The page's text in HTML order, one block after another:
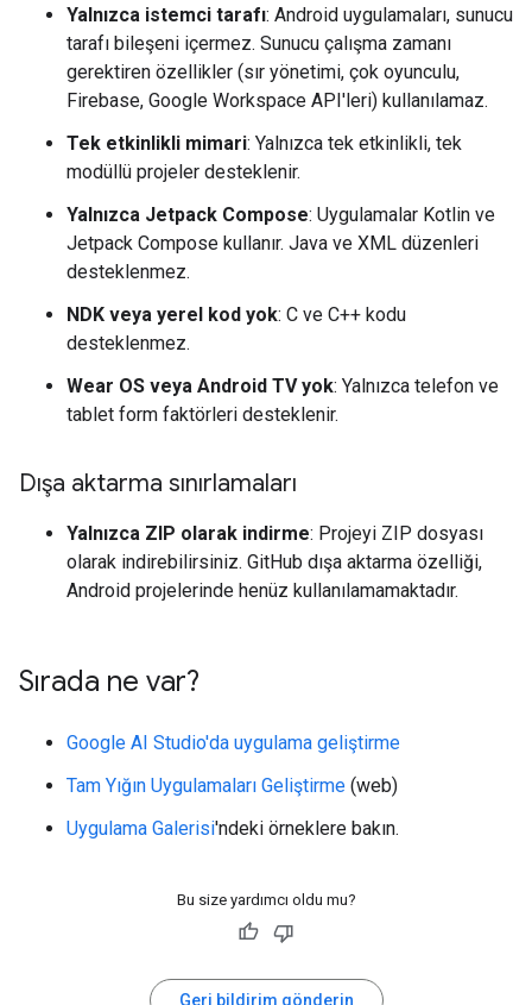
Yalnızca istemci tarafı: Android uygulamaları, sunucu
tarafı bileşeni içermez. Sunucu çalışma zamanı
gerektiren özellikler (sır yönetimi, çok oyunculu,
Firebase, Google Workspace API'leri) kullanılamaz.
Tek etkinlikli mimari: Yalnızca tek etkinlikli, tek
modüllü projeler desteklenir.
Yalnızca Jetpack Compose: Uygulamalar Kotlin ve
Jetpack Compose kullanır. Java ve XML düzenleri
desteklenmez.
NDK veya yerel kod yok: C ve C++ kodu
desteklenmez.
Wear OS veya Android TV yok: Yalnızca telefon ve
tablet form faktörleri desteklenir.
Dışa aktarma sınırlamaları
Yalnızca ZIP olarak indirme: Projeyi ZIP dosyası
olarak indirebilirsiniz. GitHub dışa aktarma özelliği,
Android projelerinde henüz kullanılamamaktadır.
Sırada ne var?
Google AI Studio'da uygulama geliştirme
Tam Yığın Uygulamaları Geliştirme (web)
Uygulama Galerisi'ndeki örneklere bakın.
Bu size yardımcı oldu mu?
Geri bildirim gönderin